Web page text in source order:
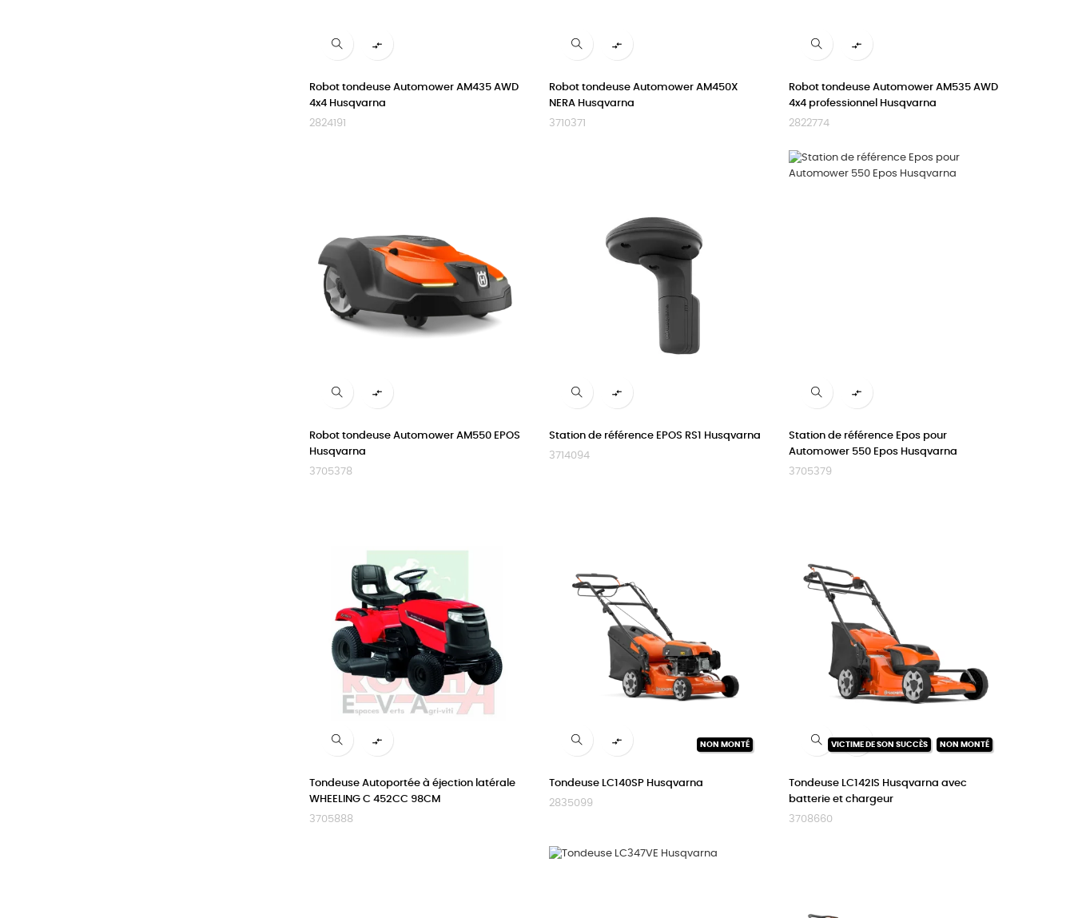

Robot tondeuse Automower AM435 AWD
4x4 Husqvarna
2824191

Robot tondeuse Automower AM450X
NERA Husqvarna
3710371

Robot tondeuse Automower AM535 AWD
4x4 professionnel Husqvarna
2822774

Robot tondeuse Automower AM550 EPOS
Husqvarna
3705378

Station de référence EPOS RS1 Husqvarna
3714094

Station de référence Epos pour
Automower 550 Epos Husqvarna
3705379

Tondeuse Autoportée à éjection latérale
WHEELING C 452CC 98CM
3705888
NON MONTÉ

Tondeuse LC140SP Husqvarna
2835099
VICTIME DE SON SUCCÈS NON MONTÉ

Tondeuse LC142IS Husqvarna avec
batterie et chargeur
3708660